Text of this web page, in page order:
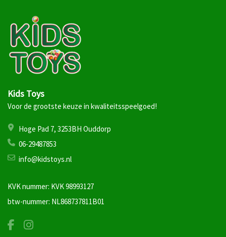
Kids Toys
Voor de grootste keuze in kwaliteitsspeelgoed!
Hoge Pad 7, 3253BH Ouddorp
06-29487853
info@kidstoys.nl
KVK nummer: KVK 98993127
btw-nummer: NL868737811B01